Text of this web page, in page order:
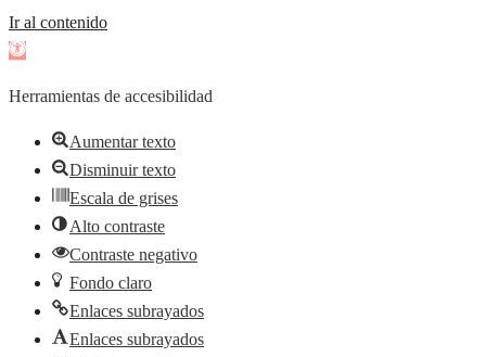
Ir al contenido
Abrir
de
herramientas
Herramientas de accesibilidad
Aumentar texto
Disminuir texto
Escala de grises
Alto contraste
Contraste negativo
Fondo claro
Enlaces subrayados
Enlaces subrayados